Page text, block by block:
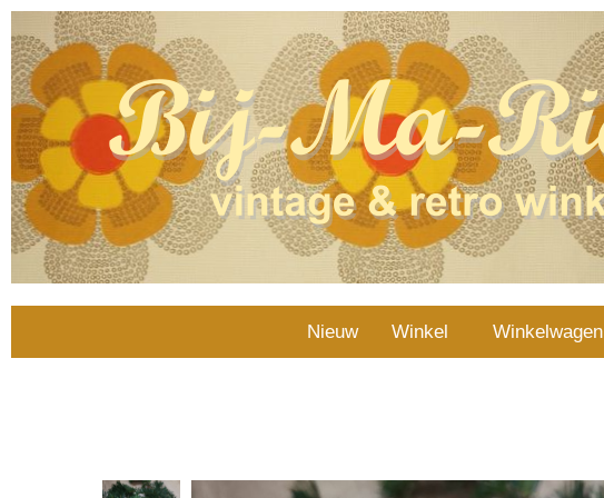
Nieuw Winkel Winkelwagen